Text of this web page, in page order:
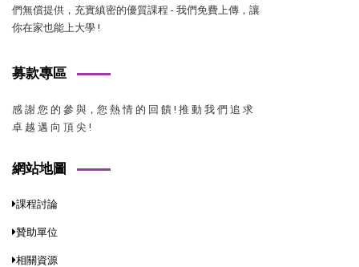
們無償提供，充實縝密的優質課程 - 我們免費上傳，讓
你在家也能上大學 !
募款專區
感 謝 您 的 參 與，您 熱 情 的 回 饋 ! 推 動 我 們 追 求
卓 越 邁 向 頂 尖 !
網站地圖
課程討論
贊助單位
相關資源